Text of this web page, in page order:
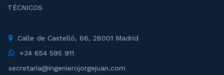
TÉCNICOS
Calle de Castelló, 66, 28001 Madrid
+34 654 595 911
secretaria@ingenierojorgejuan.com